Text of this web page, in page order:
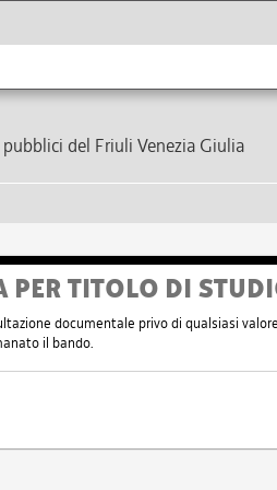
del Friuli Venezia Giulia
PER TITOLO DI
documentale privo di qualsiasi
il bando.